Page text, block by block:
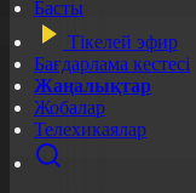
Басты
Тікелей эфир
Бағдарлама кестесі
Жаңалықтар
Жобалар
Телехикаялар